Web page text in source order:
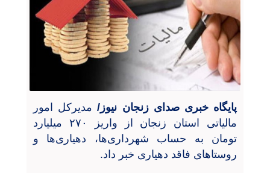
پایگاه خبری صدای زنجان نیوز/ مدیرکل امور
مالیاتی استان زنجان از واریز
۲۷۰ میلیارد
تومان به حساب شهرداری‌ها، دهیاری‌ها و
روستاهای فاقد دهیاری خبر داد.